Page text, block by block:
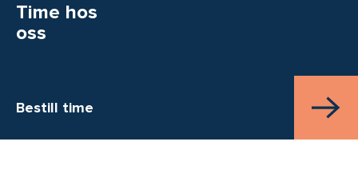
Time hos
oss
Bestill time